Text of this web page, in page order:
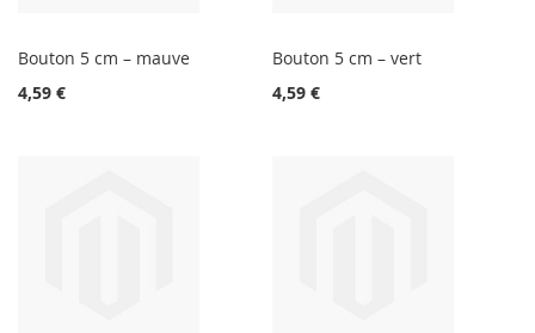
Bouton 5 cm – mauve
4,59 €
Bouton 5 cm – vert
4,59 €